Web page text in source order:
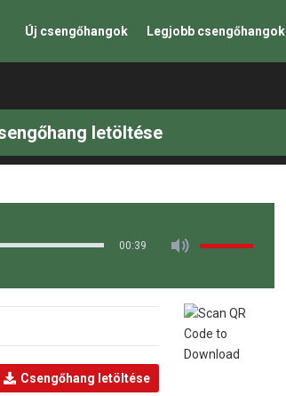
Új csengőhangok Legjobb csengőhangok
letöltése
00:39
Csengőhang letöltése